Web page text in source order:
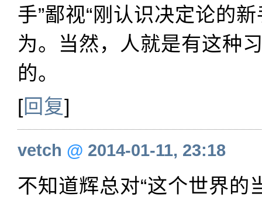
手”鄙视“刚认识决定论的
为。当然，人就是有这种
的。
[回复]
vetch @ 2014-01-11, 23:18
不知道辉总对“这个世界的